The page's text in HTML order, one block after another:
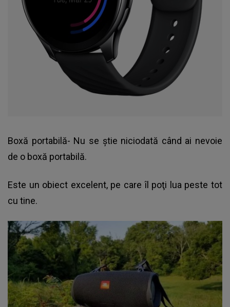
Boxă portabilă- Nu se ştie niciodată când ai nevoie
de o boxă portabilă.
Este un obiect excelent, pe care îl poţi lua peste tot
cu tine.